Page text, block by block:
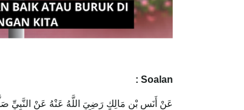
Soalan :
عَنْ أَنَسِ بْنِ مَالِكٍ رَضِيَ اللَّهُ عَنْهُ عَنْ النَّبِيِّ